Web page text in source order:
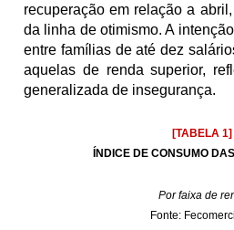
recuperação em relação a
da linha de otimismo. A
entre famílias de até dez
aquelas de renda superior,
generalizada de insegurança.
[TABELA 1]
ÍNDICE DE CONSUMO
Por faixa de
Fonte: